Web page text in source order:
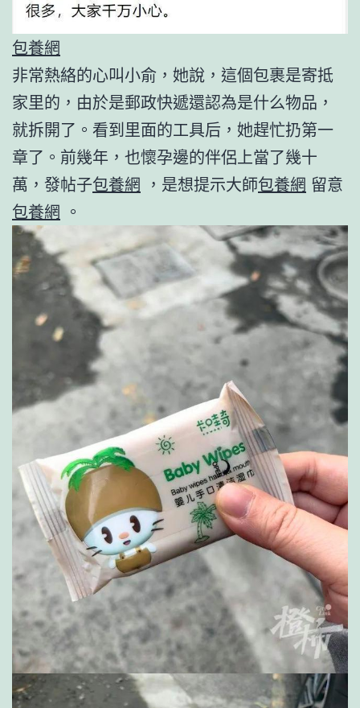
包養網
非常熱絡的心叫小俞，她說，這個包裹是寄抵
家里的，由於是郵政快遞還認為是什么物品，
就拆開了。看到里面的工具后，她趕忙扔第一
章了。前幾年，也懷孕邊的伴侶上當了幾十
萬，發帖子包養網 ，是想提示大師包養網 留意
包養網 。